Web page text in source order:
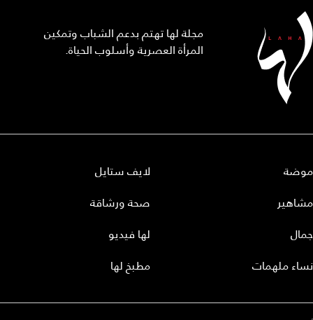
مجلة لها تهتم بدعم الشباب وتمكين
المرأة العصرية وأسلوب الحياة.
موضة
مشاهير
جمال
نساء ملهمات
لايف ستايل
صحة ورشاقة
لها فيديو
مطبخ لها